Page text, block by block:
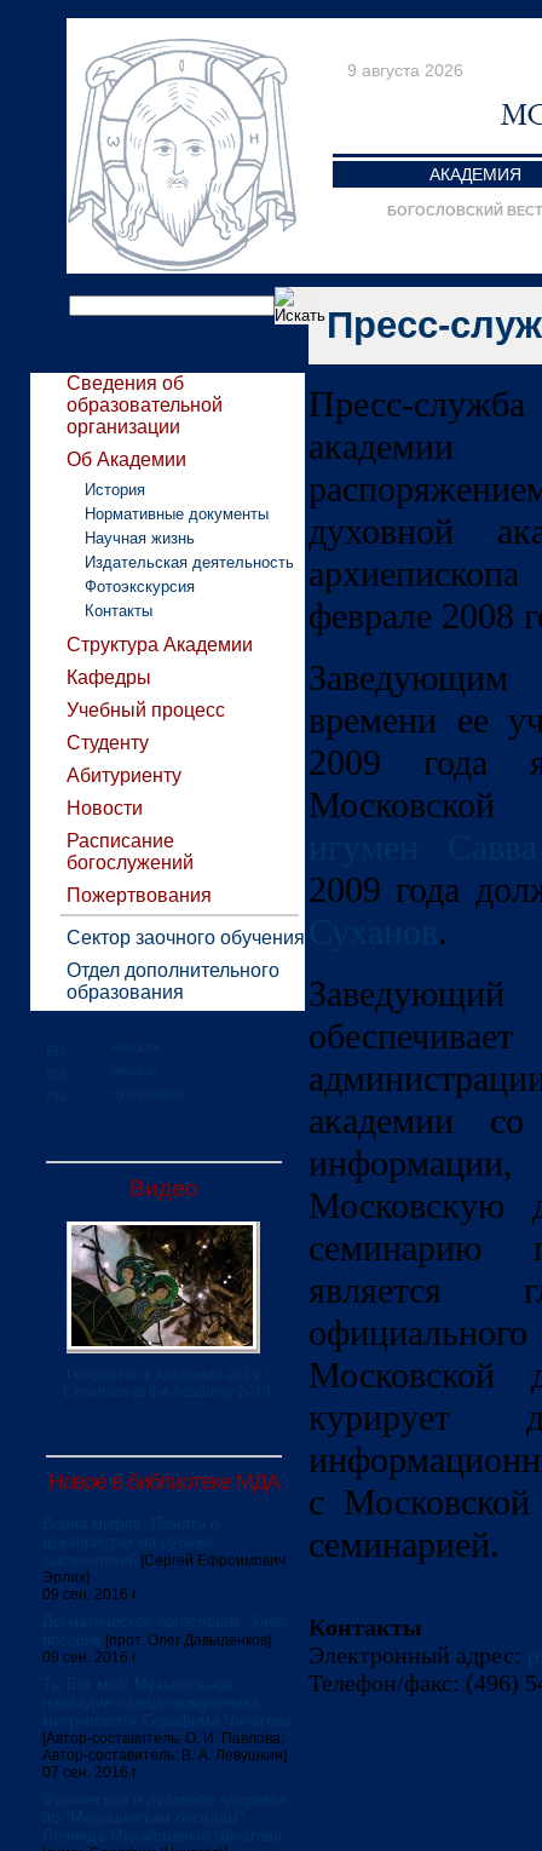
9 августа 2026
АКАДЕМИЯ
БОГОСЛОВСКИЙ
Сведения об
образовательной
организации
Об Академии
История
Нормативные документы
Научная жизнь
Издательская деятельность
Фотоэкскурсия
Контакты
Структура Академии
Кафедры
Учебный процесс
Студенту
Абитуриенту
Новости
Расписание
богослужений
Пожертвования
Сектор заочного обучения
Отдел дополнительного
образования
Видео
Новое в библиотеке МДА
[Сергей Ефроимович
Эрлих]
09 сен. 2016 г.
[прот. Олег Давыденков]
09 сен. 2016 г.
[Автор-составитель: О. И. Павлова;
Автор-составитель: В. А. Левушкин]
07 сен. 2016 г.
Пресс-
Пресс-
академии
духовной
феврале 2008
времени ее
2009 года
2009 года
.
академии со
Московскую
является
Московской
курирует
с
семинарией.
Контакты
Электронный адрес:
Телефон/факс: (496)